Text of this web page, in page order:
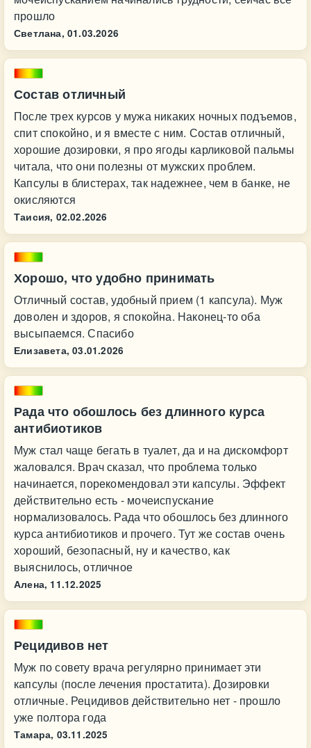
прошло
Светлана, 01.03.2026
Состав отличный
После трех курсов у мужа никаких ночных подъемов,
спит спокойно, и я вместе с ним. Состав отличный,
хорошие дозировки, я про ягоды карликовой пальмы
читала, что они полезны от мужских проблем.
Капсулы в блистерах, так надежнее, чем в банке, не
окисляются
Таисия, 02.02.2026
Хорошо, что удобно принимать
Отличный состав, удобный прием (1 капсула). Муж
доволен и здоров, я спокойна. Наконец-то оба
высыпаемся. Спасибо
Елизавета, 03.01.2026
Рада что обошлось без длинного курса
антибиотиков
Муж стал чаще бегать в туалет, да и на дискомфорт
жаловался. Врач сказал, что проблема только
начинается, порекомендовал эти капсулы. Эффект
действительно есть - мочеиспускание
нормализовалось. Рада что обошлось без длинного
курса антибиотиков и прочего. Тут же состав очень
хороший, безопасный, ну и качество, как
выяснилось, отличное
Алена, 11.12.2025
Рецидивов нет
Муж по совету врача регулярно принимает эти
капсулы (после лечения простатита). Дозировки
отличные. Рецидивов действительно нет - прошло
уже полтора года
Тамара, 03.11.2025